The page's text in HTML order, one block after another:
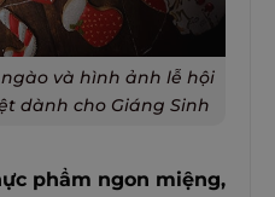
và hình ảnh lễ hội
dành cho Giáng Sinh
phẩm ngon miệng,